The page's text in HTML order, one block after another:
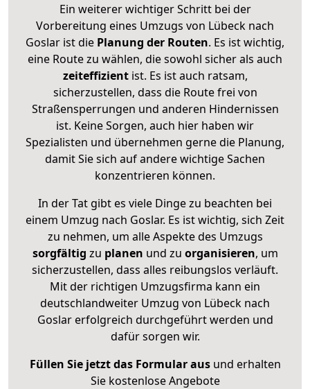
Ein weiterer wichtiger Schritt bei der
Vorbereitung eines Umzugs von Lübeck nach
Goslar ist die Planung der Routen. Es ist wichtig,
eine Route zu wählen, die sowohl sicher als auch
zeiteffizientist. Es ist auch ratsam,
sicherzustellen, dass die Route frei von
Straßensperrungen und anderen Hindernissen
ist. Keine Sorgen, auch hier haben wir
Spezialisten und übernehmen gerne die Planung,
damit Sie sich auf andere wichtige Sachen
konzentrieren können.
In der Tat gibt es viele Dinge zu beachten bei
einem Umzug nach Goslar. Es ist wichtig, sich Zeit
zu nehmen, um alle Aspekte des Umzugs
sorgfältig zu planen und zu organisieren, um
sicherzustellen, dass alles reibungslos verläuft.
Mit der richtigen Umzugsfirma kann ein
deutschlandweiter Umzug von Lübeck nach
Goslar erfolgreich durchgeführt werden und
dafür sorgen wir.
Füllen Sie jetzt das Formular ausund erhalten
Sie kostenlose Angebote